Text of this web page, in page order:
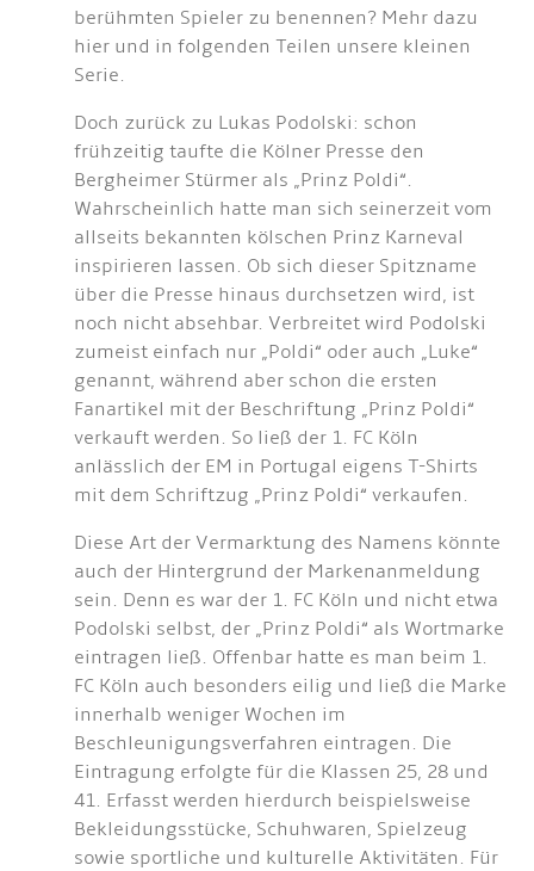
berühmten Spieler zu benennen? Mehr dazu
hier und in folgenden Teilen unsere kleinen
Serie.
Doch zurück zu Lukas Podolski: schon
frühzeitig taufte die Kölner Presse den
Bergheimer Stürmer als „Prinz Poldi“.
Wahrscheinlich hatte man sich seinerzeit vom
allseits bekannten kölschen Prinz Karneval
inspirieren lassen. Ob sich dieser Spitzname
über die Presse hinaus durchsetzen wird, ist
noch nicht absehbar. Verbreitet wird Podolski
zumeist einfach nur „Poldi“ oder auch „Luke“
genannt, während aber schon die ersten
Fanartikel mit der Beschriftung „Prinz Poldi“
verkauft werden. So ließ der 1. FC Köln
anlässlich der EM in Portugal eigens T-Shirts
mit dem Schriftzug „Prinz Poldi“ verkaufen.
Diese Art der Vermarktung des Namens könnte
auch der Hintergrund der Markenanmeldung
sein. Denn es war der 1. FC Köln und nicht etwa
Podolski selbst, der „Prinz Poldi“ als Wortmarke
eintragen ließ. Offenbar hatte es man beim 1.
FC Köln auch besonders eilig und ließ die Marke
innerhalb weniger Wochen im
Beschleunigungsverfahren eintragen. Die
Eintragung erfolgte für die Klassen 25, 28 und
41. Erfasst werden hierdurch beispielsweise
Bekleidungsstücke, Schuhwaren, Spielzeug
sowie sportliche und kulturelle Aktivitäten. Für